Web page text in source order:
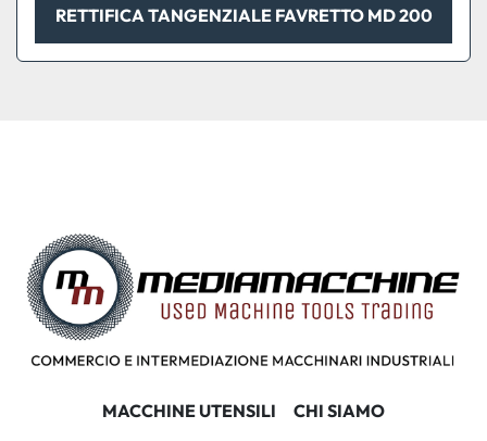
RETTIFICA TANGENZIALE FAVRETTO MD 200
MACCHINE UTENSILI CHI SIAMO